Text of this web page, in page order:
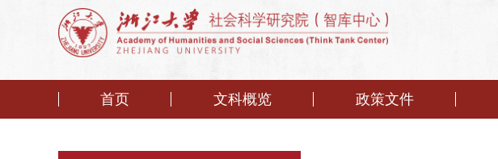
首页 文科概览 政策文件